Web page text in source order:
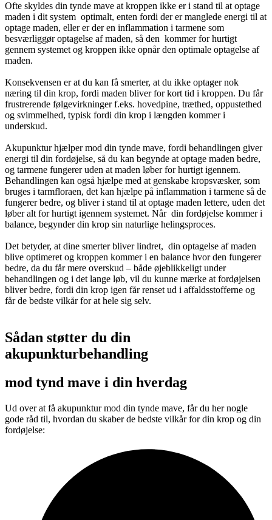
Ofte skyldes din tynde mave at kroppen ikke er i stand til at optage
maden i dit system optimalt, enten fordi der er manglede energi til at
optage maden, eller er der en inflammation i tarmene som
besværliggør optagelse af maden, så den kommer for hurtigt
gennem systemet og kroppen ikke opnår den optimale optagelse af
maden.
Konsekvensen er at du kan få smerter, at du ikke optager nok
næring til din krop, fordi maden bliver for kort tid i kroppen. Du får
frustrerende følgevirkninger f.eks. hovedpine, træthed, oppustethed
og svimmelhed, typisk fordi din krop i længden kommer i
underskud.
Akupunktur hjælper mod din tynde mave, fordi behandlingen giver
energi til din fordøjelse, så du kan begynde at optage maden bedre,
og tarmene fungerer uden at maden løber for hurtigt igennem.
Behandlingen kan også hjælpe med at genskabe kropsvæsker, som
bruges i tarmfloraen, det kan hjælpe på inflammation i tarmene så de
fungerer bedre, og bliver i stand til at optage maden lettere, uden det
løber alt for hurtigt igennem systemet. Når din fordøjelse kommer i
balance, begynder din krop sin naturlige helingsproces.
Det betyder, at dine smerter bliver lindret, din optagelse af maden
blive optimeret og kroppen kommer i en balance hvor den fungerer
bedre, da du får mere overskud – både øjeblikkeligt under
behandlingen og i det lange løb, vil du kunne mærke at fordøjelsen
bliver bedre, fordi din krop igen får renset ud i affaldsstofferne og
får de bedste vilkår for at hele sig selv.
Sådan støtter du din
akupunkturbehandling
mod tynd mave i din hverdag
Ud over at få akupunktur mod din tynde mave, får du her nogle
gode råd til, hvordan du skaber de bedste vilkår for din krop og din
fordøjelse: